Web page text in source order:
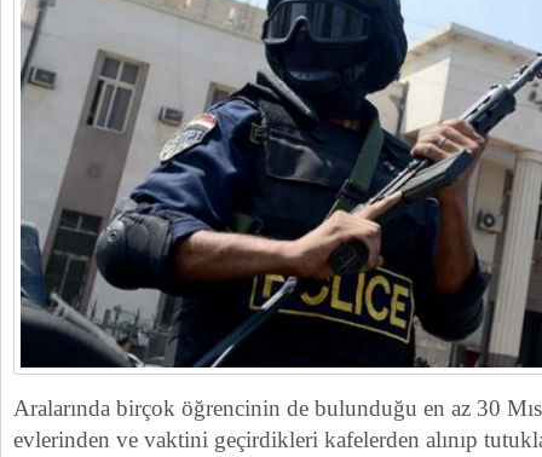
Aralarında birçok öğrencinin de bulunduğu en az 30
evlerinden ve vaktini geçirdikleri kafelerden alınıp